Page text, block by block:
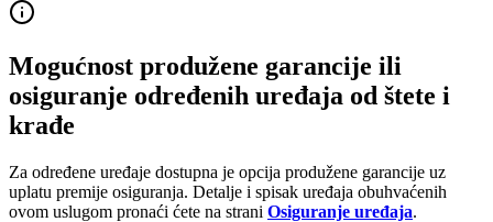
Mogućnost produžene garancije ili
osiguranje određenih uređaja od štete i
krađe
Za određene uređaje dostupna je opcija produžene garancije uz
uplatu premije osiguranja. Detalje i spisak uređaja obuhvaćenih
ovom uslugom pronaći ćete na strani Osiguranje uređaja.